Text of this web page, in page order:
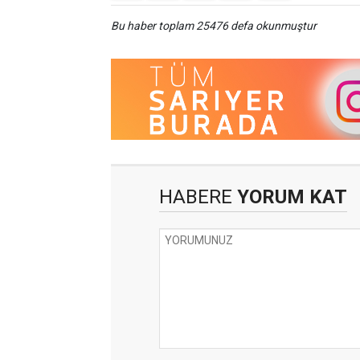
Bu haber toplam 25476 defa okunmuştur
HABERE YORUM KAT